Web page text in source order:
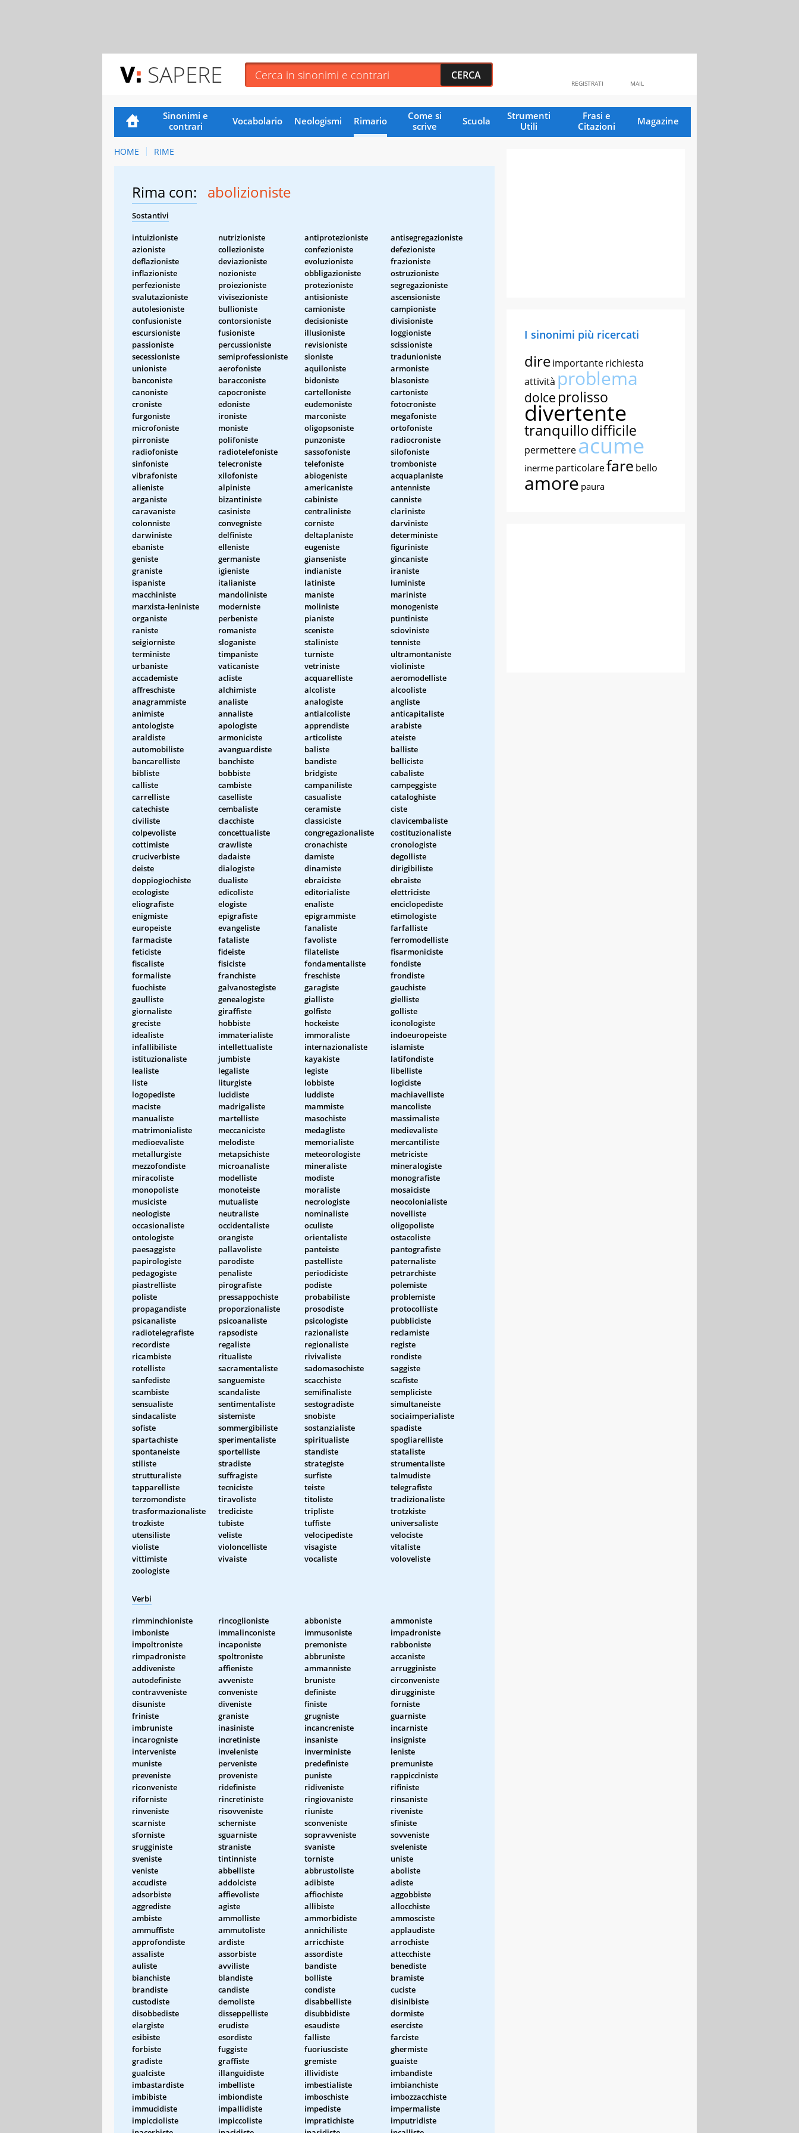
SAPERE MAIL
REGISTRATI
Sinonimi e
contrari
Vocabolario Neologismi Rimario
Come si
scrive
Scuola
Strumenti
Utili
Frasi e
Citazioni
Magazine
HOME RIME
Rima con: abolizioniste
Sostantivi
intuizioniste nutrizioniste antiprotezioniste
antisegregazioniste
azioniste
collezioniste confezioniste
defezioniste
deflazioniste
deviazioniste evoluzioniste
frazioniste
inflazioniste
nozioniste obbligazioniste
ostruzioniste
perfezioniste
proiezioniste protezioniste
segregazioniste
svalutazioniste
vivisezioniste antisioniste
ascensioniste
autolesioniste
bullioniste camioniste
campioniste
confusioniste
contorsioniste decisioniste
divisioniste
escursioniste
fusioniste illusioniste
loggioniste
passioniste
percussioniste revisioniste
scissioniste
secessioniste
semiprofessioniste sioniste
tradunioniste
unioniste
aerofoniste aquiloniste
armoniste
banconiste
baracconiste bidoniste
blasoniste
canoniste
capocroniste cartelloniste
cartoniste
croniste
edoniste eudemoniste
fotocroniste
furgoniste
ironiste marconiste
megafoniste
microfoniste
moniste oligopsoniste
ortofoniste
pirroniste
polifoniste punzoniste
radiocroniste
radiofoniste
radiotelefoniste sassofoniste
silofoniste
sinfoniste
telecroniste telefoniste
tromboniste
vibrafoniste
xilofoniste abiogeniste
acquaplaniste
alieniste
alpiniste americaniste
antenniste
arganiste
bizantiniste cabiniste
canniste
caravaniste
casiniste centraliniste
clariniste
colonniste
convegniste corniste
darviniste
darwiniste
delfiniste deltaplaniste
deterministe
ebaniste
elleniste eugeniste
figuriniste
geniste
germaniste gianseniste
gincaniste
graniste
igieniste indianiste
iraniste
ispaniste
italianiste latiniste
luministe
macchiniste
mandoliniste maniste
mariniste
marxista-leniniste
moderniste moliniste
monogeniste
organiste
perbeniste pianiste
puntiniste
raniste
romaniste sceniste
scioviniste
seigiorniste
sloganiste staliniste
tenniste
terministe
timpaniste turniste
ultramontaniste
urbaniste
vaticaniste vetriniste
violiniste
accademiste
acliste acquarelliste
aeromodelliste
affreschiste
alchimiste alcoliste
alcooliste
anagrammiste
analiste analogiste
angliste
animiste
annaliste antialcoliste
anticapitaliste
antologiste
apologiste apprendiste
arabiste
araldiste
armoniciste articoliste
ateiste
automobiliste
avanguardiste baliste
balliste
bancarelliste
banchiste bandiste
belliciste
bibliste
bobbiste bridgiste
cabaliste
calliste
cambiste campaniliste
campeggiste
carrelliste
caselliste casualiste
cataloghiste
catechiste
cembaliste ceramiste
ciste
civiliste
clacchiste classiciste
clavicembaliste
colpevoliste
concettualiste congregazionaliste
costituzionaliste
cottimiste
crawliste cronachiste
cronologiste
cruciverbiste
dadaiste damiste
degolliste
deiste
dialogiste dinamiste
dirigibiliste
doppiogiochiste
dualiste ebraiciste
ebraiste
ecologiste
edicoliste editorialiste
elettriciste
eliografiste
elogiste enaliste
enciclopediste
enigmiste
epigrafiste epigrammiste
etimologiste
europeiste
evangeliste fanaliste
farfalliste
farmaciste
fataliste favoliste
ferromodelliste
feticiste
fideiste filateliste
fisarmoniciste
fiscaliste
fisiciste fondamentaliste
fondiste
formaliste
franchiste freschiste
frondiste
fuochiste
galvanostegiste garagiste
gauchiste
gaulliste
genealogiste gialliste
gielliste
giornaliste
giraffiste golfiste
golliste
greciste
hobbiste hockeiste
iconologiste
idealiste
immaterialiste immoraliste
indoeuropeiste
infallibiliste
intellettualiste internazionaliste
islamiste
istituzionaliste
jumbiste kayakiste
latifondiste
lealiste
legaliste legiste
libelliste
liste
liturgiste lobbiste
logiciste
logopediste
lucidiste luddiste
machiavelliste
maciste
madrigaliste mammiste
mancoliste
manualiste
martelliste masochiste
massimaliste
matrimonialiste
meccaniciste medagliste
medievaliste
medioevaliste
melodiste memorialiste
mercantiliste
metallurgiste
metapsichiste meteorologiste
metriciste
mezzofondiste
microanaliste mineraliste
mineralogiste
miracoliste
modelliste modiste
monografiste
monopoliste
monoteiste moraliste
mosaiciste
musiciste
mutualiste necrologiste
neocolonialiste
neologiste
neutraliste nominaliste
novelliste
occasionaliste
occidentaliste oculiste
oligopoliste
ontologiste
orangiste orientaliste
ostacoliste
paesaggiste
pallavoliste panteiste
pantografiste
papirologiste
parodiste pastelliste
paternaliste
pedagogiste
penaliste periodiciste
petrarchiste
piastrelliste
pirografiste podiste
polemiste
poliste
pressappochiste probabiliste
problemiste
propagandiste
proporzionaliste prosodiste
protocolliste
psicanaliste
psicoanaliste psicologiste
pubbliciste
radiotelegrafiste
rapsodiste razionaliste
reclamiste
recordiste
regaliste regionaliste
registe
ricambiste
ritualiste rivivaliste
rondiste
rotelliste
sacramentaliste sadomasochiste
saggiste
sanfediste
sanguemiste scacchiste
scafiste
scambiste
scandaliste semifinaliste
sempliciste
sensualiste
sentimentaliste sestogradiste
simultaneiste
sindacaliste
sistemiste snobiste
sociaimperialiste
sofiste
sommergibiliste sostanzialiste
spadiste
spartachiste
sperimentaliste spiritualiste
spogliarelliste
spontaneiste
sportelliste standiste
stataliste
stiliste
stradiste strategiste
strumentaliste
strutturaliste
suffragiste surfiste
talmudiste
tapparelliste
tecniciste teiste
telegrafiste
terzomondiste
tiravoliste titoliste
tradizionaliste
trasformazionaliste
trediciste tripliste
trotzkiste
trozkiste
tubiste tuffiste
universaliste
utensiliste
veliste velocipediste
velociste
violiste
violoncelliste visagiste
vitaliste
vittimiste
vivaiste vocaliste
voloveliste
zoologiste
Verbi
rimminchioniste rincoglioniste abboniste
ammoniste
imboniste
immalinconiste immusoniste
impadroniste
impoltroniste
incaponiste premoniste
rabboniste
rimpadroniste
spoltroniste abbruniste
accaniste
addiveniste
affieniste ammanniste
arrugginiste
autodefiniste
avveniste bruniste
circonveniste
contravveniste
conveniste definiste
dirugginiste
disuniste
diveniste finiste
forniste
friniste
graniste grugniste
guarniste
imbruniste
inasiniste incancreniste
incarniste
incarogniste
incretiniste insaniste
insigniste
interveniste
inveleniste inverministe
leniste
muniste
perveniste predefiniste
premuniste
preveniste
proveniste puniste
rappicciniste
riconveniste
ridefiniste ridiveniste
rifiniste
riforniste
rincretiniste ringiovaniste
rinsaniste
rinveniste
risovveniste riuniste
riveniste
scarniste
scherniste sconveniste
sfiniste
sforniste
sguarniste sopravveniste
sovveniste
srugginiste
straniste svaniste
sveleniste
sveniste
tintinniste torniste
uniste
veniste
abbelliste abbrustoliste
aboliste
accudiste
addolciste adibiste
adiste
adsorbiste
affievoliste affiochiste
aggobbiste
aggrediste
agiste allibiste
allocchiste
ambiste
ammolliste ammorbidiste
ammosciste
ammuffiste
ammutoliste annichiliste
applaudiste
approfondiste
ardiste arricchiste
arrochiste
assaliste
assorbiste assordiste
attecchiste
auliste
avviliste bandiste
benediste
bianchiste
blandiste bolliste
bramiste
brandiste
candiste condiste
cuciste
custodiste
demoliste disabbelliste
disinibiste
disobbediste
disseppelliste disubbidiste
dormiste
elargiste
erudiste esaudiste
eserciste
esibiste
esordiste falliste
farciste
forbiste
fuggiste fuoriusciste
ghermiste
gradiste
graffiste gremiste
guaiste
gualciste
illanguidiste illividiste
imbandiste
imbastardiste
imbelliste imbestialiste
imbianchiste
imbibiste
imbiondiste imboschiste
imbozzacchiste
immucidiste
impallidiste impediste
impermaliste
impiccioliste
impiccoliste impratichiste
imputridiste
I sinonimi più ricercati
direimportanterichiesta
attività problema
dolce prolisso
divertente
tranquillodifficile
permettereacume
inerme particolarefare bello
amore paura